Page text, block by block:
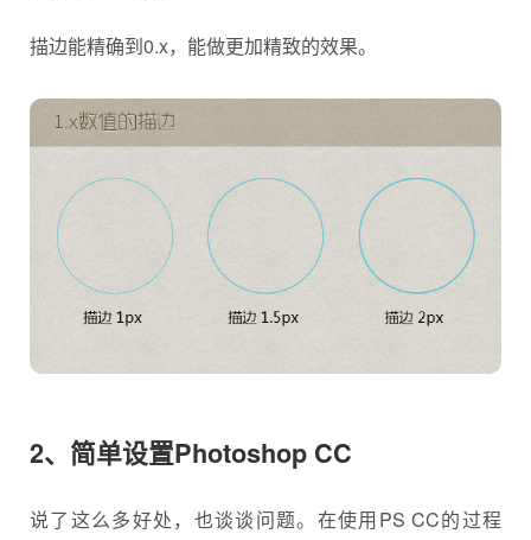
描边能精确到0.x，能做更加精致的效果。
2、 简单设置Photoshop CC
说了这么多好处，也谈谈问题。在使用PS CC的过程